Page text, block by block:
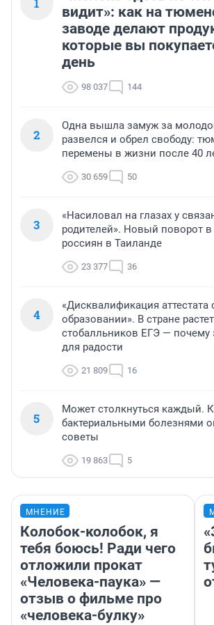
видит»: как на
заводе делают
которые вы
день
98 037 144
2
Одна вышла замуж за
развелся и обрел свободу:
перемены в жизни после 40
30 659 50
3
«Насиловал на глазах у
родителей». Новый поворот в
россиян в Таиланде
23 377 36
4
«Дисквалификация аттестата
образовании». В стране
стобалльников ЕГЭ — почему
для радости
21 809 16
5
Может столкнуться каждый.
бактериальными болезнями
советы
19 863 5
МНЕНИЕ
Колобок-колобок, я
тебя боюсь! Ради чего
отложили прокат
«Человека-паука» —
отзыв о фильме про
«человека-булку»